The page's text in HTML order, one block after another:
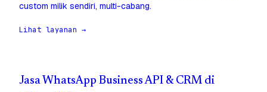
custom milik sendiri, multi-cabang.
Lihat layanan →
Jasa WhatsApp Business API & CRM di